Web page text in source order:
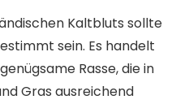
Kaltbluts sollte
sein. Es handelt
Rasse, die in
Gras ausreichend